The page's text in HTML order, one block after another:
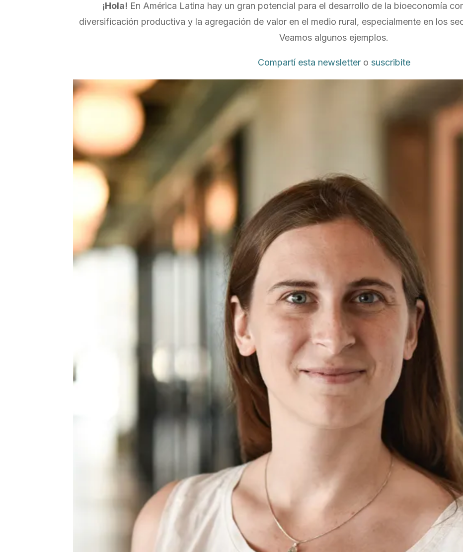
¡Hola! En América Latina hay un gran potencial para el desarrollo de la bioeconomía
diversificación productiva y la agregación de valor en el medio rural, especialmente en los
Veamos algunos ejemplos.
Compartí esta newslettero suscribite